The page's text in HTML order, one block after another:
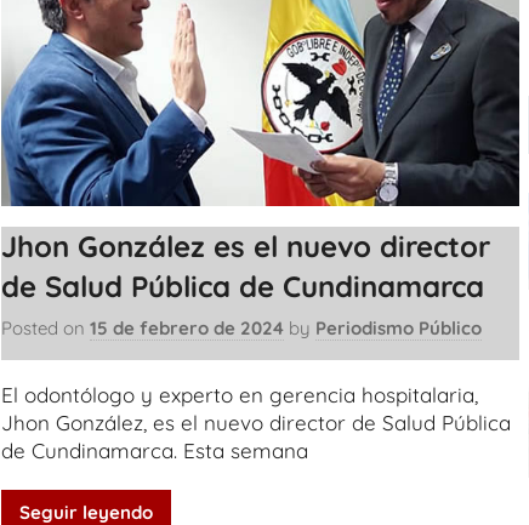
Jhon González es el nuevo director
de Salud Pública de Cundinamarca
Posted on15 de febrero de 2024 by Periodismo Público
El odontólogo y experto en gerencia hospitalaria,
Jhon González, es el nuevo director de Salud Pública
de Cundinamarca. Esta semana
Seguir leyendo